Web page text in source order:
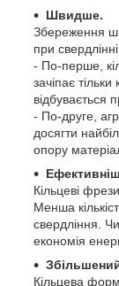
Швидше.
Збереження
при
- По-перше,
зачіпає
відбувається
- По-друге,
досягти
опору
Кільцеві
Менша
свердління.
економія
Кільцева